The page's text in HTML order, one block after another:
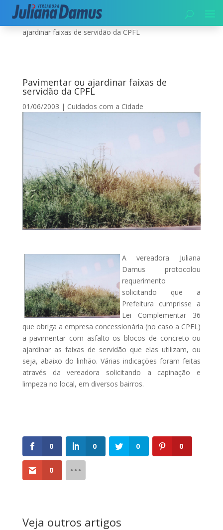
Início|Cuidados com a Cidade
ajardinar faixas de servidão da CPFL
Pavimentar ou ajardinar faixas de
servidão da CPFL
01/06/2003 | Cuidados com a Cidade
A vereadora Juliana
Damus protocolou
requerimento
solicitando que a
Prefeitura cumprisse a
Lei Complementar 36
que obriga a empresa concessionária (no caso a CPFL)
a pavimentar com asfalto os blocos de concreto ou
ajardinar as faixas de servidão que elas utilizam, ou
seja, abaixo do linhão. Várias indicações foram feitas
através da vereadora solicitando a capinação e
limpeza no local, em diversos bairros.
0 0 0 0
0
Veja outros artigos